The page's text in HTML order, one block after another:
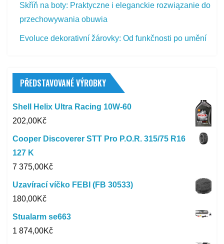
Skříň na boty: Praktyczne i eleganckie rozwiązanie do
przechowywania obuwia
Evoluce dekorativní žárovky: Od funkčnosti po umění
PŘEDSTAVOVANÉ VÝROBKY
Shell Helix Ultra Racing 10W-60
202,00Kč
Cooper Discoverer STT Pro P.O.R. 315/75 R16
127 K
7 375,00Kč
Uzavírací víčko FEBI (FB 30533)
180,00Kč
Stualarm se663
1 874,00Kč